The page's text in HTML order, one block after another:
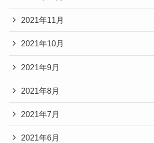
2021年11月
2021年10月
2021年9月
2021年8月
2021年7月
2021年6月